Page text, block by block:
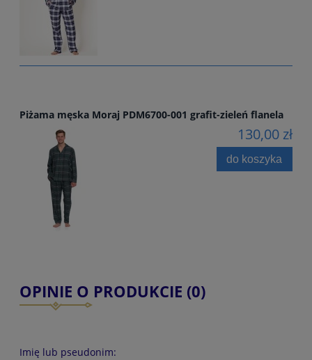
Piżama męska Moraj PDM6700-001 grafit-zieleń flanela
130,00 zł
do koszyka
OPINIE O PRODUKCIE (0)
Imię lub pseudonim: